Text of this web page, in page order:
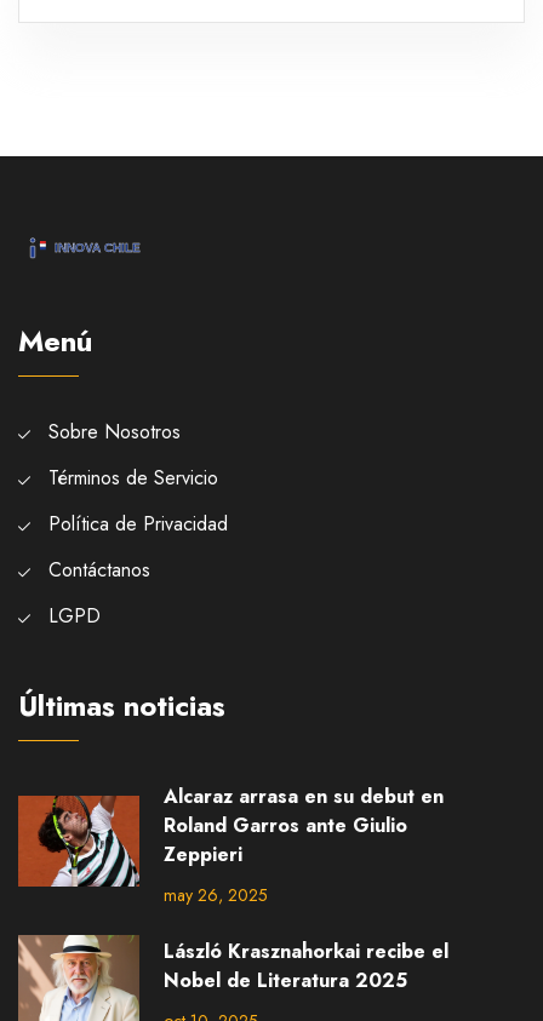
Menú
Sobre Nosotros
Términos de Servicio
Política de Privacidad
Contáctanos
LGPD
Últimas noticias
Alcaraz arrasa en su debut en
Roland Garros ante Giulio
Zeppieri
may 26, 2025
László Krasznahorkai recibe el
Nobel de Literatura 2025